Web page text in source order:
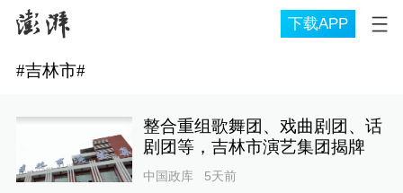
下载APP
#吉林市#
整合重组歌舞团、戏曲剧团、话
剧团等，吉林市演艺集团揭牌
中国政库 5天前